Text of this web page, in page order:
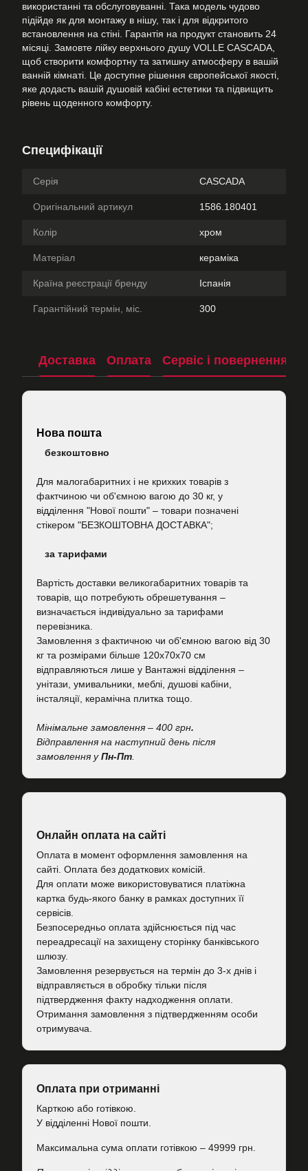
використанні та обслуговуванні. Така модель чудово
підійде як для монтажу в нішу, так і для відкритого
встановлення на стіні. Гарантія на продукт становить 24
місяці. Замовте лійку верхнього душу VOLLE CASCADA,
щоб створити комфортну та затишну атмосферу в вашій
ванній кімнаті. Це доступне рішення європейської якості,
яке додасть вашій душовій кабіні естетики та підвищить
рівень щоденного комфорту.
Специфікації
Серія CASCADA
Оригінальний артикул 1586.180401
Колір хром
Матеріал кераміка
Країна реєстрації бренду Іспанія
Гарантійний термін, міс. 300
Доставка Оплата Сервіс і повернення
Нова пошта
безкоштовно
Для малогабаритних і не крихких товарів з
фактчиною чи об'ємною вагою до 30 кг, у
відділення "Нової пошти" – товари позначені
стікером "БЕЗКОШТОВНА ДОСТАВКА";
за тарифами
Вартість доставки великогабаритних товарів та
товарів, що потребують обрешетування –
визначається індивідуально за тарифами
перевізника.
Замовлення з фактичною чи об'ємною вагою від 30
кг та розмірами більше 120х70х70 см
відправляються лише у Вантажні відділення –
унітази, умивальники, меблі, душові кабіни,
інсталяції, керамічна плитка тощо.
Мінімальне замовлення – 400 грн.
Відправлення на наступний день після
замовлення уПн-Пт
Онлайн оплата на сайті
Оплата в момент оформлення замовлення на
сайті. Оплата без додаткових комісій.
Для оплати може використовуватися платіжна
картка будь-якого банку в рамках доступних її
сервісів.
Безпосередньо оплата здійснюється під час
переадресації на захищену сторінку банківського
шлюзу.
Замовлення резервується на термін до 3-х днів і
відправляється в обробку тільки після
підтвердження факту надходження оплати.
Отримання замовлення з підтвердженням особи
отримувача.
Оплата при отриманні
Карткою або готівкою.
У відділенні Нової пошти.
Максимальна сума оплати готівкою – 49999 грн.